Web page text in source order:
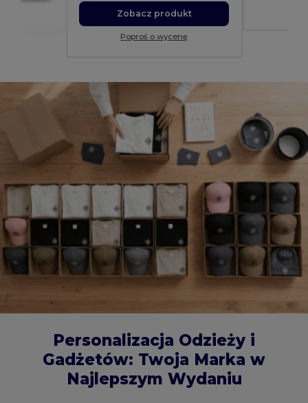
Zobacz produkt
Poproś o wycenę
Personalizacja Odzieży i
Gadżetów: Twoja Marka w
Najlepszym Wydaniu